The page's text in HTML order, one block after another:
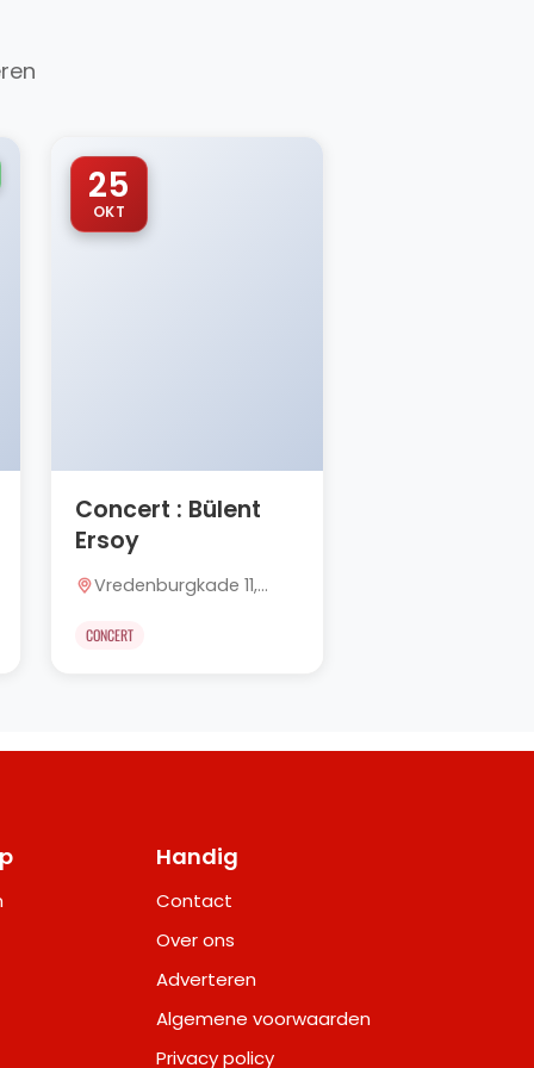
25
OKT
Concert : Bülent
Ersoy
Vredenburgkade 11,
CONCERT
Handig
Contact
Over ons
Adverteren
Algemene voorwaarden
Privacy policy